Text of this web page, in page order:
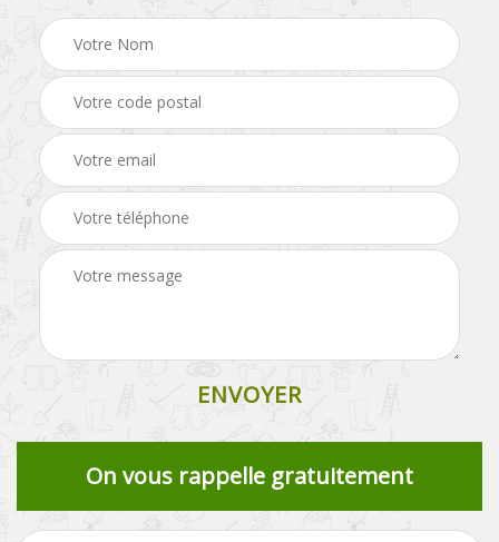
On vous rappelle gratuitement